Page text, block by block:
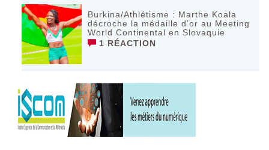
Burkina/Athlétisme : Marthe Koala
décroche la médaille d’or au Meeting
World Continental en Slovaquie ‎
1 RÉACTION